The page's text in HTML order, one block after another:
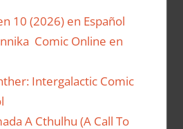
10 (2026) en Español
Comic Online en
Intergalactic Comic
A Cthulhu (A Call To